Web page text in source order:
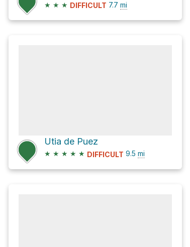
★ ★ ★ DIFFICULT 7.7 mi
Utia de Puez
★ ★ ★ ★ ★ DIFFICULT 9.5 mi